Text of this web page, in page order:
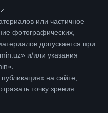
или частичное
фотографических,
допускается при
и/или указания
на сайте,
точку зрения